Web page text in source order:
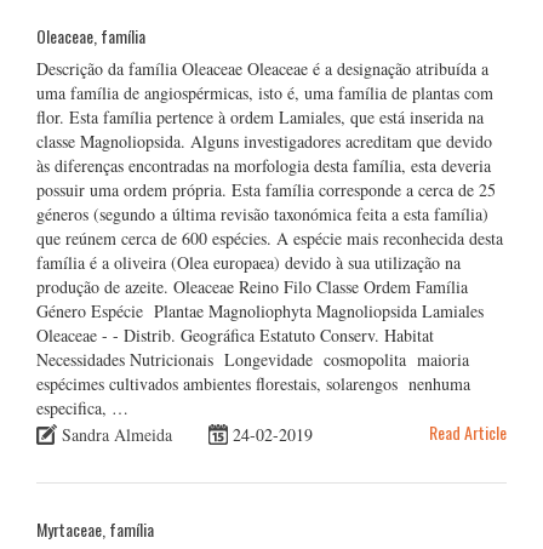
Oleaceae, família
Descrição da família Oleaceae Oleaceae é a designação atribuída a
uma família de angiospérmicas, isto é, uma família de plantas com
flor. Esta família pertence à ordem Lamiales, que está inserida na
classe Magnoliopsida. Alguns investigadores acreditam que devido
às diferenças encontradas na morfologia desta família, esta deveria
possuir uma ordem própria. Esta família corresponde a cerca de 25
géneros (segundo a última revisão taxonómica feita a esta família)
que reúnem cerca de 600 espécies. A espécie mais reconhecida desta
família é a oliveira (Olea europaea) devido à sua utilização na
produção de azeite. Oleaceae Reino Filo Classe Ordem Família
Género Espécie Plantae Magnoliophyta Magnoliopsida Lamiales
Oleaceae - - Distrib. Geográfica Estatuto Conserv. Habitat
Necessidades Nutricionais Longevidade cosmopolita maioria
espécimes cultivados ambientes florestais, solarengos nenhuma
especifica, …
Sandra Almeida
24-02-2019 Read Article
Myrtaceae, família